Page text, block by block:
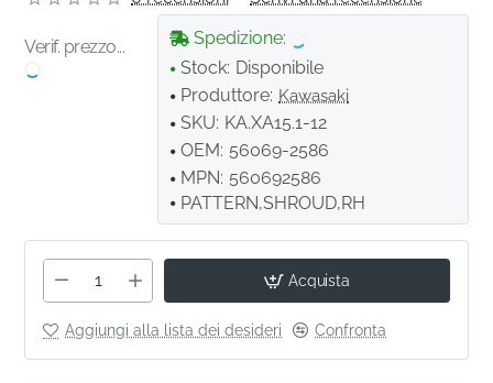
Verif. prezzo...
Spedizione:
Stock: Disponibile
Produttore: Kawasaki
SKU: KA.XA15.1-12
OEM: 56069-2586
MPN: 560692586
PATTERN,SHROUD,RH
Acquista
Aggiungi alla lista dei desideri Confronta